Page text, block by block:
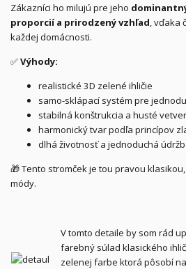
Zákazníci ho milujú pre jeho
proporcií a prirodzený vzhľad, vďaka
každej domácnosti.
✅Výhody:
realistické 3D zelené ihličie
samo-sklápací systém pre
stabilná konštrukcia a husté
harmonický tvar podľa princípov
dlhá životnosť a jednoduchá
🎁 Tento stromček je tou pravou
módy.
V tomto detaile by som rád
farebný súlad klasického
zelenej farbe ktorá pôsobí